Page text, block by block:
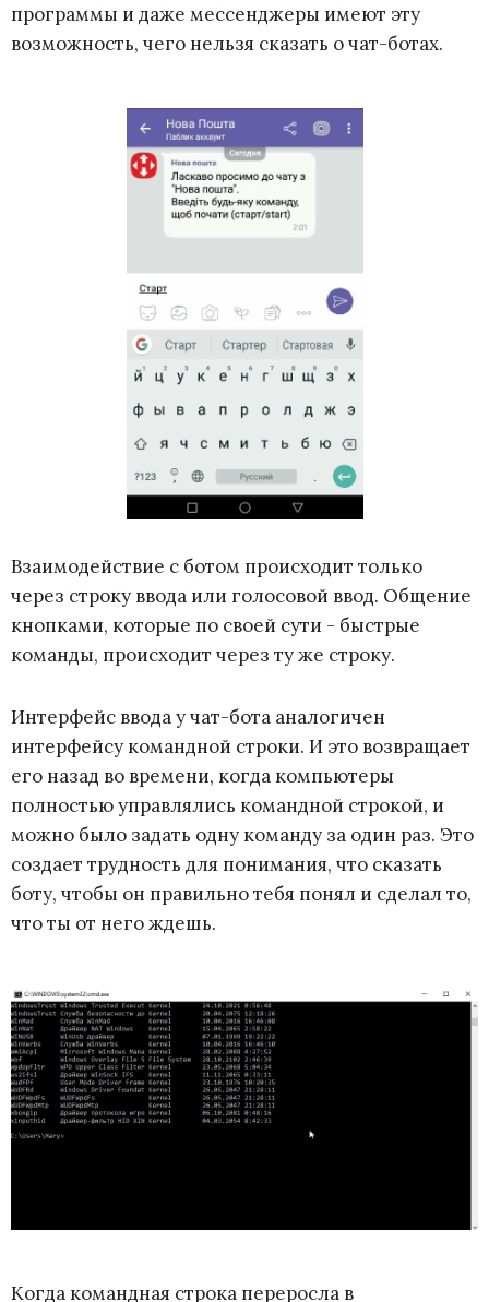
программы и даже мессенджеры имеют эту
возможность, чего нельзя сказать о чат-ботах.
Взаимодействие с ботом происходит только
через строку ввода или голосовой ввод. Общение
кнопками, которые по своей сути - быстрые
команды, происходит через ту же строку.
Интерфейс ввода у чат-бота аналогичен
интерфейсу командной строки. И это возвращает
его назад во времени, когда компьютеры
полностью управлялись командной строкой, и
можно было задать одну команду за один раз. Это
создает трудность для понимания, что сказать
боту, чтобы он правильно тебя понял и сделал то,
что ты от него ждешь.
Когда командная строка переросла в